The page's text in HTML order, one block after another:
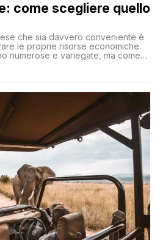
come scegliere quello
che sia davvero conveniente è
le proprie risorse economiche.
numerose e variegate, ma come
alle proprie esigenze senza